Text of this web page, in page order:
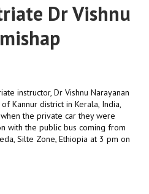
Dr Vishnu
instructor, Dr Vishnu Narayanan
Kannur district in Kerala, India,
the private car they were
with the public bus coming from
Silte Zone, Ethiopia at 3 pm on